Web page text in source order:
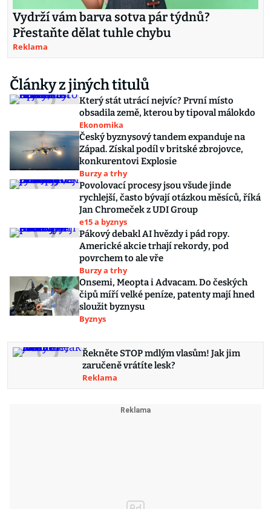
Vydrží vám barva sotva pár týdnů?
Přestaňte dělat tuhle chybu
Reklama
Články z jiných titulů
Který stát utrácí nejvíc? První místo
obsadila země, kterou by tipoval málokdo
Ekonomika
Český byznysový tandem expanduje na
Západ. Získal podíl v britské zbrojovce,
konkurentovi Explosie
Burzy a trhy
Povolovací procesy jsou všude jinde
rychlejší, často bývají otázkou měsíců, říká
Jan Chromeček z UDI Group
e15 a byznys
Pákový debakl AI hvězdy i pád ropy.
Americké akcie trhají rekordy, pod
povrchem to ale vře
Burzy a trhy
Onsemi, Meopta i Advacam. Do českých
čipů míří velké peníze, patenty mají hned
sloužit byznysu
Byznys
Řekněte STOP mdlým vlasům! Jak jim
zaručeně vrátíte lesk?
Reklama